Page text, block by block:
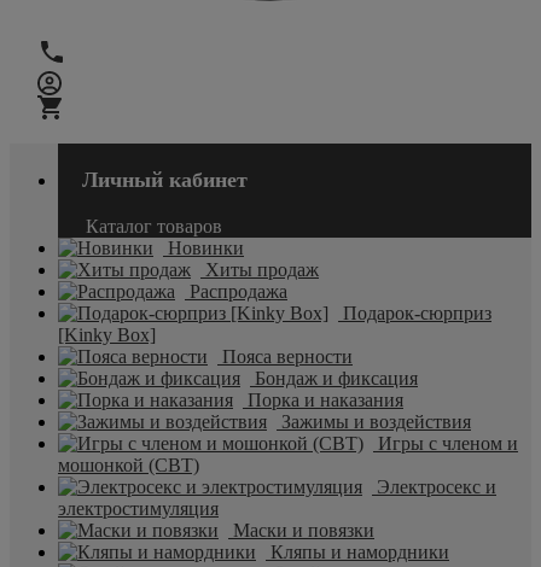
Личный кабинет
Каталог товаров
Новинки
Хиты продаж
Распродажа
Подарок-сюрприз
[Kinky Box]
Пояса верности
Бондаж и фиксация
Порка и наказания
Зажимы и воздействия
Игры с членом и
мошонкой (CBT)
Электросекс и
электростимуляция
Маски и повязки
Кляпы и намордники